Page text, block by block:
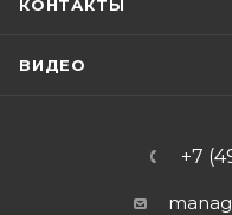
КОНТАКТЫ
ВИДЕО
+7